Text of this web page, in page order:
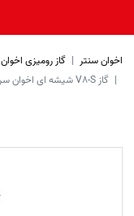
اخوان سنتر گاز رومیزی اخوان
گاز V8-S شیشه ای اخوان سری ونوس